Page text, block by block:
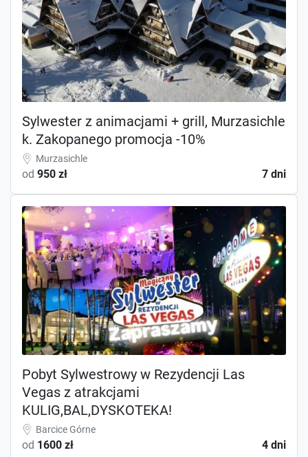
Sylwester z animacjami + grill, Murzasichle
k. Zakopanego promocja -10%
Murzasichle
od 950 zł 7 dni
Pobyt Sylwestrowy w Rezydencji Las
Vegas z atrakcjami
KULIG,BAL,DYSKOTEKA!
Barcice Górne
od 1600 zł 4 dni